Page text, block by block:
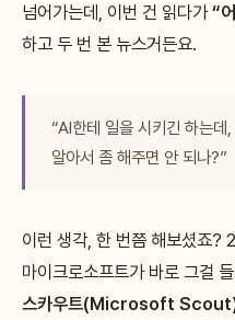
넘어가는데, 이번 건 읽다가“
하고 두 번 본 뉴스거든요.
“AI한테 일을 시키긴 하는
알아서 좀 해주면 안 되나?”
이런 생각, 한 번쯤 해보셨죠?
마이크로소프트가 바로 그걸
스카우트(Microsoft